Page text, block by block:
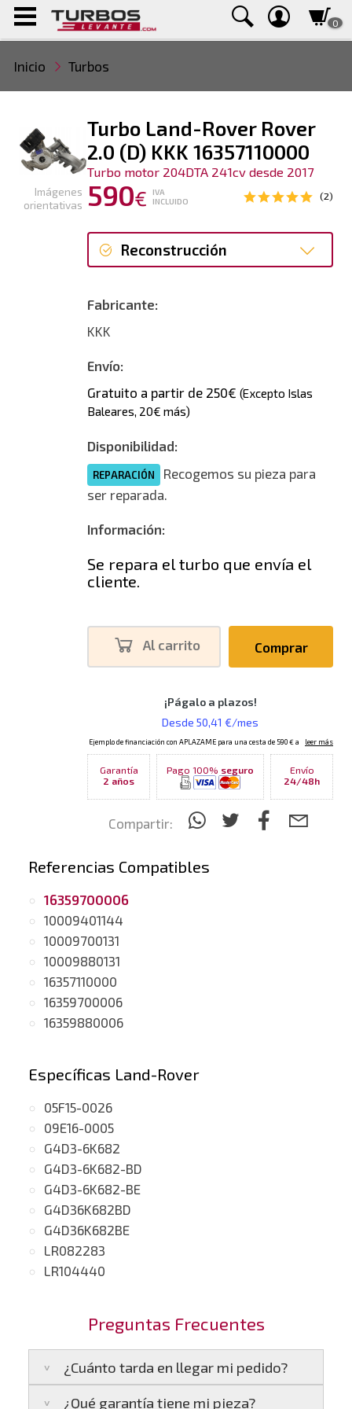
0
Inicio Turbos
Turbo Land-Rover Rover
2.0 (D) KKK 16357110000
Turbo motor 204DTA 241cv desde 2017
590€
IVA
INCLUIDO
(2)
Reconstrucción
Fabricante:
KKK
Envío:
Gratuito a partir de 250€ (Excepto Islas
Baleares, 20€ más)
Disponibilidad:
REPARACIÓN
Recogemos su pieza para
ser reparada.
Información:
Se repara el turbo que envía el
cliente.
Al carrito Comprar
Garantía
2 años
Pago 100% seguro
Envío
24/48h
Compartir:
Imágenes
orientativas
Referencias Compatibles
16359700006
10009401144
10009700131
10009880131
16357110000
16359700006
16359880006
Específicas Land-Rover
05F15-0026
09E16-0005
G4D3-6K682
G4D3-6K682-BD
G4D3-6K682-BE
G4D36K682BD
G4D36K682BE
LR082283
LR104440
Preguntas Frecuentes
¿Cuánto tarda en llegar mi pedido?
¿Qué garantía tiene mi pieza?